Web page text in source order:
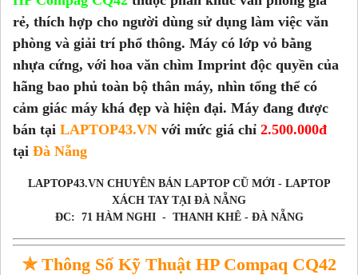
rẻ, thích hợp cho người dùng sử dụng làm việc văn
phòng và giải trí phổ thông. Máy có lớp vỏ bằng
nhựa cứng, với hoa văn chìm Imprint độc quyền của
hãng bao phủ toàn bộ thân máy, nhìn tổng thể có
cảm giác máy khá đẹp và hiện đại. Máy đang được
bán tại LAPTOP43.VN với mức giá chỉ 2.500.000đ
tại Đà Nẵng
LAPTOP43.VN CHUYÊN BÁN LAPTOP CŨ MỚI - LAPTOP
XÁCH TAY TẠI ĐÀ NẴNG
ĐC: 71 HÀM NGHI - THANH KHÊ - ĐÀ NẴNG
✯ Thông Số Kỹ Thuật HP Compaq CQ42